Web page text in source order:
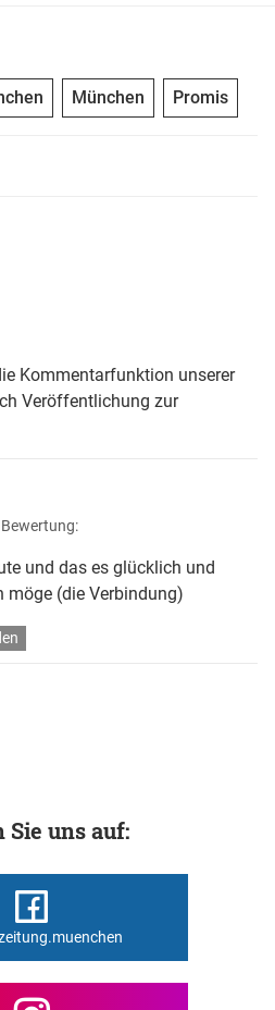
München Promis
Kommentarfunktion unserer
Veröffentlichung zur
und das es glücklich und
möge (die Verbindung)
Sie uns auf: